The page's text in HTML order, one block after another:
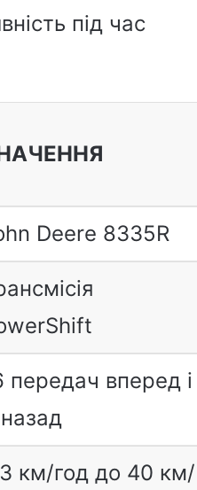
під час
Deere 8335R
передач вперед і
км/год до 40 км/